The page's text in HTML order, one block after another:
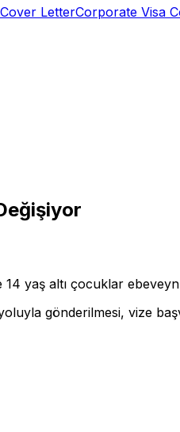
Cover LetterCorporate Visa
yaş altı çocuklar
gönderilmesi, vize